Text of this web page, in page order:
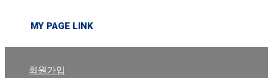
MY PAGE LINK
회원가입